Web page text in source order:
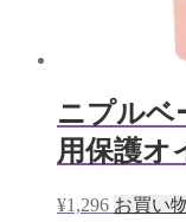
ニプルベ
用保護オ
¥1,296 お買い